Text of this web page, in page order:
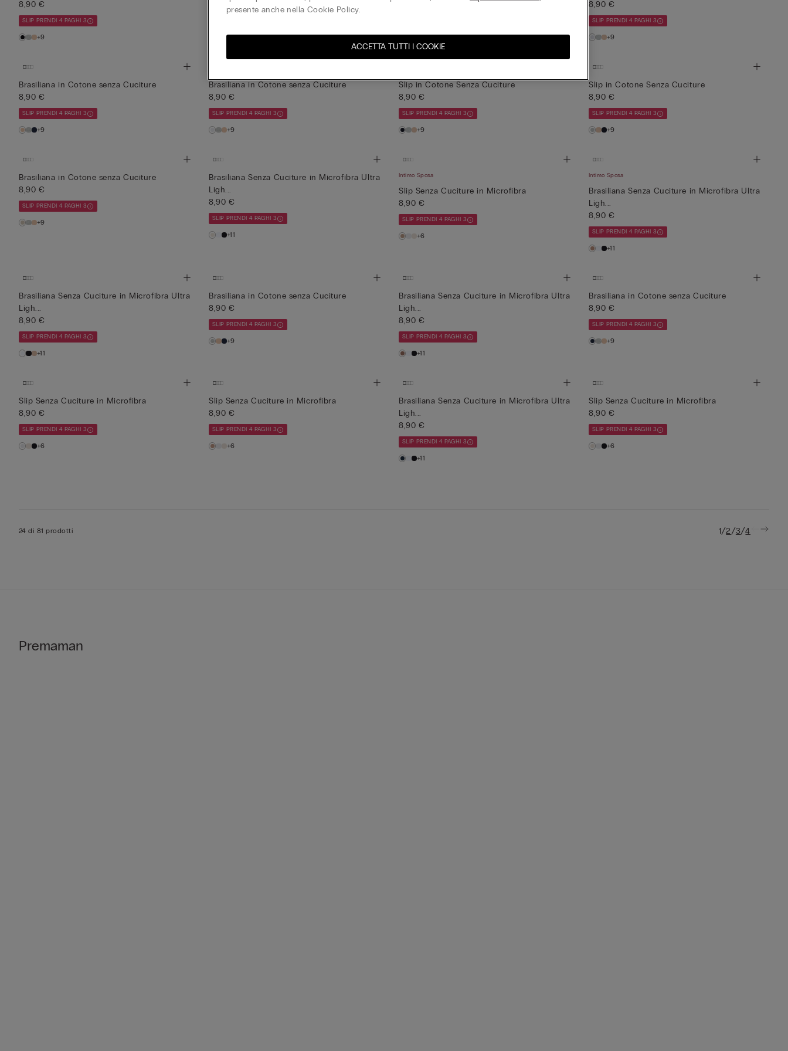
8,90 €
SLIP PRENDI 4 PAGHI 3
+9
8,90 €
+9 +6
8,90 €
SLIP PRENDI 4 PAGHI 3
+9
Brasiliana in Cotone senza Cuciture
8,90 €
SLIP PRENDI 4 PAGHI 3
+9
Brasiliana in Cotone senza Cuciture
8,90 €
SLIP PRENDI 4 PAGHI 3
+9
Slip in Cotone Senza Cuciture
8,90 €
SLIP PRENDI 4 PAGHI 3
+9
Slip in Cotone Senza Cuciture
8,90 €
SLIP PRENDI 4 PAGHI 3
+9
Brasiliana in Cotone senza Cuciture
8,90 €
SLIP PRENDI 4 PAGHI 3
+9
Brasiliana Senza Cuciture in Microfibra Ultra
Ligh...
8,90 €
SLIP PRENDI 4 PAGHI 3
+11
Intimo Sposa
Slip Senza Cuciture in Microfibra
8,90 €
SLIP PRENDI 4 PAGHI 3
+6
Intimo Sposa
Brasiliana Senza Cuciture in Microfibra Ultra
Ligh...
8,90 €
SLIP PRENDI 4 PAGHI 3
+11
Brasiliana Senza Cuciture in Microfibra Ultra
Ligh...
8,90 €
SLIP PRENDI 4 PAGHI 3
+11
Brasiliana in Cotone senza Cuciture
8,90 €
SLIP PRENDI 4 PAGHI 3
+9
Brasiliana Senza Cuciture in Microfibra Ultra
Ligh...
8,90 €
SLIP PRENDI 4 PAGHI 3
+11
Brasiliana in Cotone senza Cuciture
8,90 €
SLIP PRENDI 4 PAGHI 3
+9
Slip Senza Cuciture in Microfibra
8,90 €
SLIP PRENDI 4 PAGHI 3
+6
Slip Senza Cuciture in Microfibra
8,90 €
SLIP PRENDI 4 PAGHI 3
+6
Brasiliana Senza Cuciture in Microfibra Ultra
Ligh...
8,90 €
SLIP PRENDI 4 PAGHI 3
+11
Slip Senza Cuciture in Microfibra
8,90 €
SLIP PRENDI 4 PAGHI 3
+6
24 di 81 prodotti 1/2/3/4
Premaman
presente anche nella Cookie Policy.
ACCETTA TUTTI I COOKIE